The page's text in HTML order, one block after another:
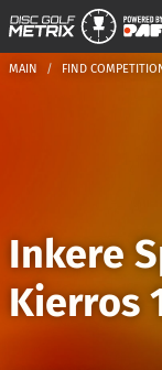
MAIN FIND
Inkere
Kierros